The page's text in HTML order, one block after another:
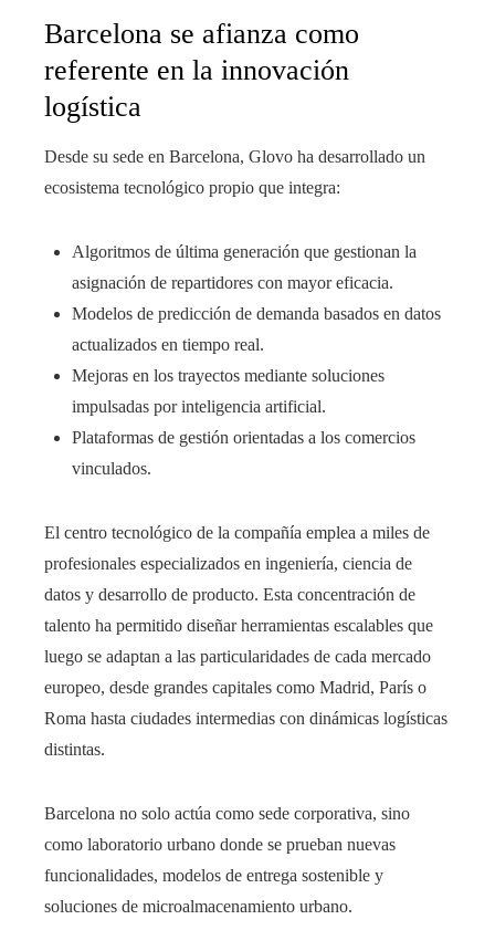
Barcelona se afianza como
referente en la innovación
logística
Desde su sede en Barcelona, Glovo ha desarrollado un
ecosistema tecnológico propio que integra:
Algoritmos de última generación que gestionan la
asignación de repartidores con mayor eficacia.
Modelos de predicción de demanda basados en datos
actualizados en tiempo real.
Mejoras en los trayectos mediante soluciones
impulsadas por inteligencia artificial.
Plataformas de gestión orientadas a los comercios
vinculados.
El centro tecnológico de la compañía emplea a miles de
profesionales especializados en ingeniería, ciencia de
datos y desarrollo de producto. Esta concentración de
talento ha permitido diseñar herramientas escalables que
luego se adaptan a las particularidades de cada mercado
europeo, desde grandes capitales como Madrid, París o
Roma hasta ciudades intermedias con dinámicas logísticas
distintas.
Barcelona no solo actúa como sede corporativa, sino
como laboratorio urbano donde se prueban nuevas
funcionalidades, modelos de entrega sostenible y
soluciones de microalmacenamiento urbano.